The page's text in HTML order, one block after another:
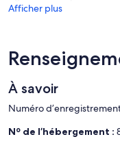
Afficher plus
À savoir
Numéro
Nº de l’hébergement :